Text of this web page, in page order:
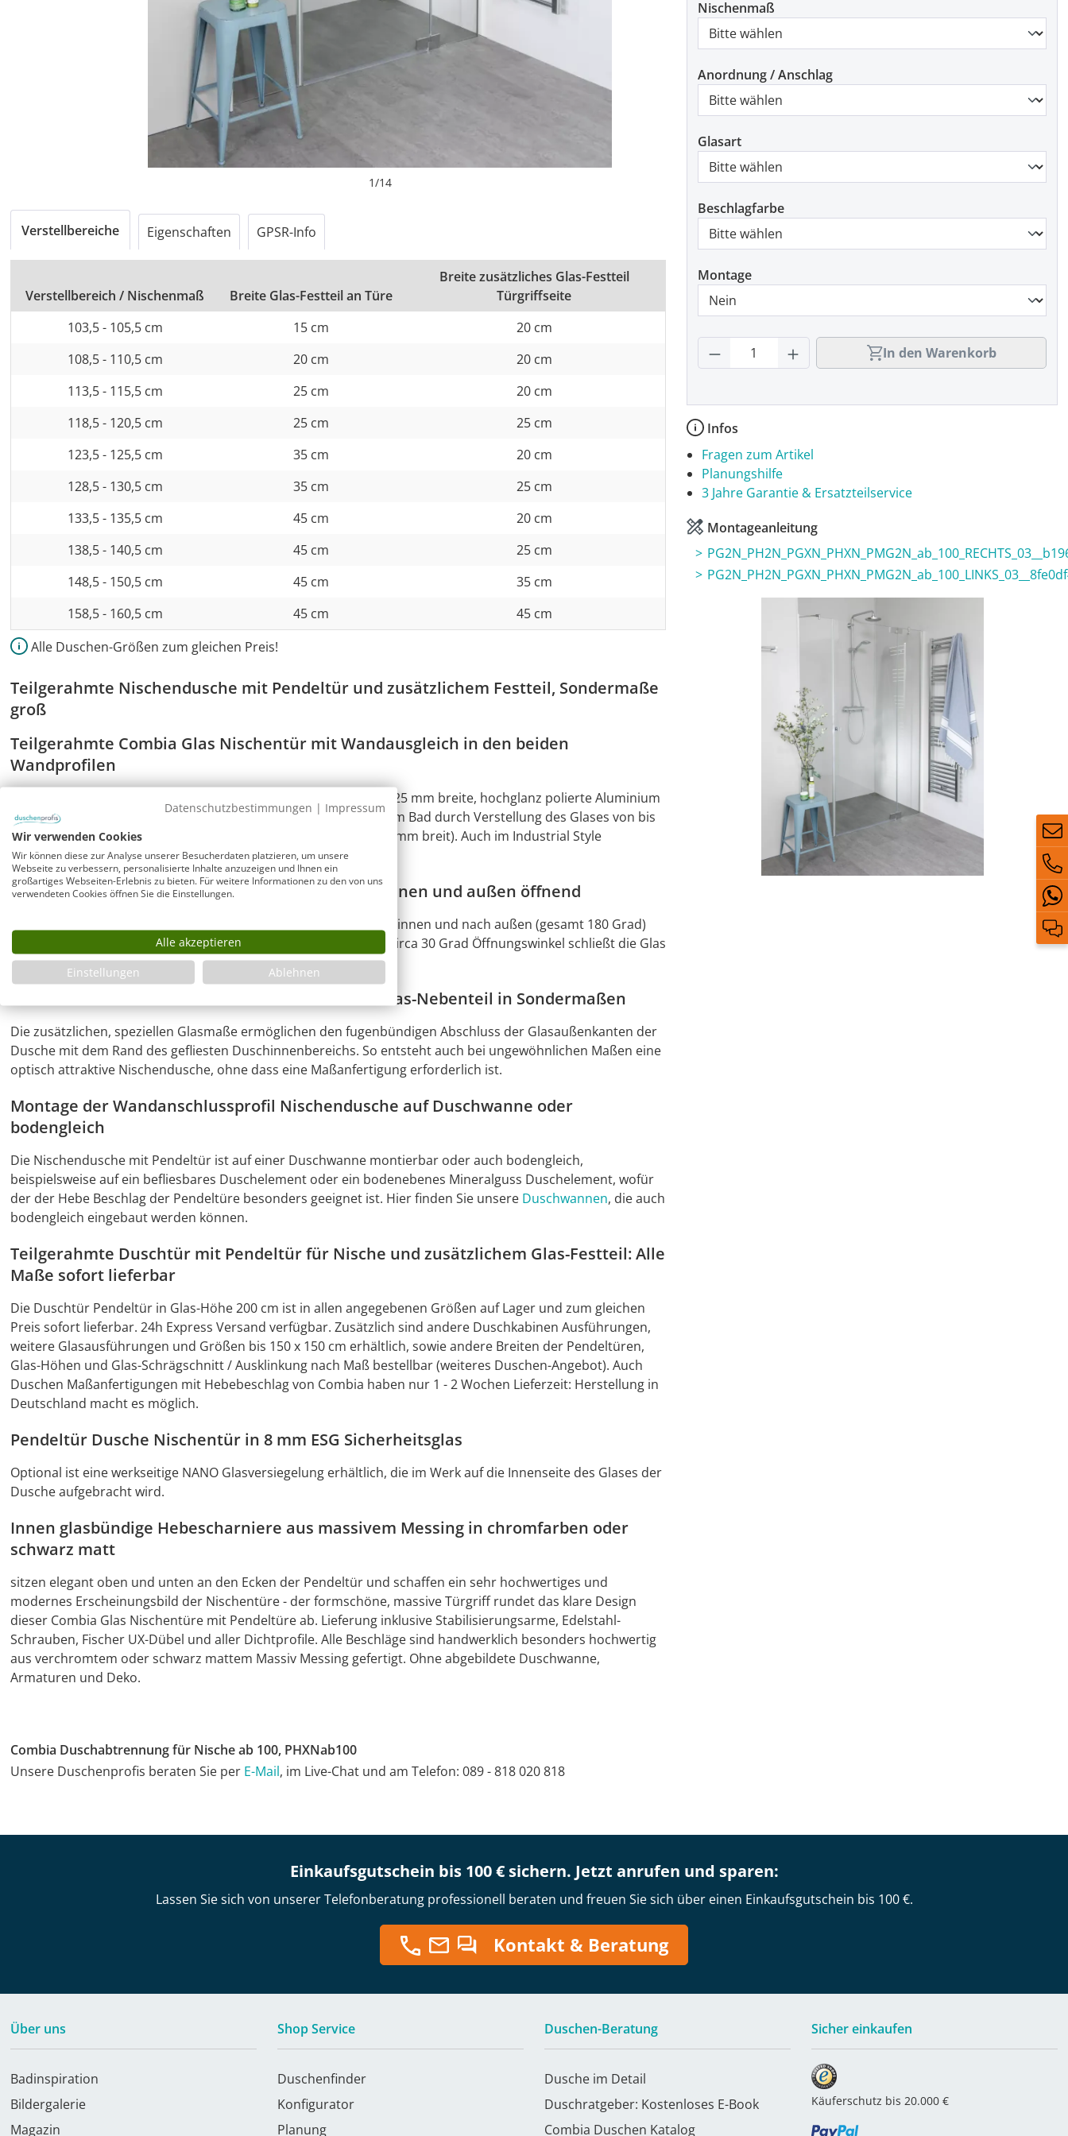
1/14
Nischenmaß
Anordnung / Anschlag
Glasart
Beschlagfarbe
Montage
Produkt Anzahl: Gib den gewünschten
In den Warenkorb
Infos
Fragen zum Artikel
Planungshilfe
3 Jahre Garantie & Ersatzteilservice
Montageanleitung
Verstellbereiche Eigenschaften GPSR-Info
Verstellbereich / Nischenmaß Breite Glas-Festteil an Türe
Breite zusätzliches Glas-Festteil
Türgriffseite
103,5 - 105,5 cm
15 cm
20 cm
108,5 - 110,5 cm
20 cm
20 cm
113,5 - 115,5 cm
25 cm
20 cm
118,5 - 120,5 cm
25 cm
25 cm
123,5 - 125,5 cm
35 cm
20 cm
128,5 - 130,5 cm
35 cm
25 cm
133,5 - 135,5 cm
45 cm
20 cm
138,5 - 140,5 cm
45 cm
25 cm
148,5 - 150,5 cm
45 cm
35 cm
158,5 - 160,5 cm
45 cm
45 cm
Alle Duschen-Größen zum gleichen Preis!
Teilgerahmte Nischendusche mit Pendeltür und zusätzlichem Festteil, Sondermaße
groß
Teilgerahmte Combia Glas Nischentür mit Wandausgleich in den beiden
Wandprofilen
Die Nischendusche von Combia verfügt über zwei elegante, nur 25 mm breite, hochglanz polierte Aluminium
Klemm-Wandprofile, mit welchen ein Ausgleich schiefer Wände im Bad durch Verstellung des Glases von bis
zu 10 mm im Klemmprofil möglich ist (Wandauflagefläche ca. 15 mm breit). Auch im Industrial Style
als schwarze Duschkabine erhältlich.
Duschtür Nische mit Pendeltür an Festteil nach innen und außen öffnend
Die Pendeltür schließt mit einem Magnetverschluss, öffnet nach innen und nach außen (gesamt 180 Grad)
und kann auch in geöffneter Tür-Position belassen werden. Bis circa 30 Grad Öffnungswinkel schließt die Glas
Pendeltür automatisch.
Duschtür Nische mit Pendeltür & zusätzlichem Glas-Nebenteil in Sondermaßen
Die zusätzlichen, speziellen Glasmaße ermöglichen den fugenbündigen Abschluss der Glasaußenkanten der
Dusche mit dem Rand des gefliesten Duschinnenbereichs. So entsteht auch bei ungewöhnlichen Maßen eine
optisch attraktive Nischendusche, ohne dass eine Maßanfertigung erforderlich ist.
Montage der Wandanschlussprofil Nischendusche auf Duschwanne oder
bodengleich
Die Nischendusche mit Pendeltür ist auf einer Duschwanne montierbar oder auch bodengleich,
beispielsweise auf ein befliesbares Duschelement oder ein bodenebenes Mineralguss Duschelement, wofür
der der Hebe Beschlag der Pendeltüre besonders geeignet ist. Hier finden Sie unsere Duschwannen, die auch
bodengleich eingebaut werden können.
Teilgerahmte Duschtür mit Pendeltür für Nische und zusätzlichem Glas-Festteil: Alle
Maße sofort lieferbar
Die Duschtür Pendeltür in Glas-Höhe 200 cm ist in allen angegebenen Größen auf Lager und zum gleichen
Preis sofort lieferbar. 24h Express Versand verfügbar. Zusätzlich sind andere Duschkabinen Ausführungen,
weitere Glasausführungen und Größen bis 150 x 150 cm erhältlich, sowie andere Breiten der Pendeltüren,
Glas-Höhen und Glas-Schrägschnitt / Ausklinkung nach Maß bestellbar (weiteres Duschen-Angebot). Auch
Duschen Maßanfertigungen mit Hebebeschlag von Combia haben nur 1 - 2 Wochen Lieferzeit: Herstellung in
Deutschland macht es möglich.
Pendeltür Dusche Nischentür in 8 mm ESG Sicherheitsglas
Optional ist eine werkseitige NANO Glasversiegelung erhältlich, die im Werk auf die Innenseite des Glases der
Dusche aufgebracht wird.
Innen glasbündige Hebescharniere aus massivem Messing in chromfarben oder
schwarz matt
sitzen elegant oben und unten an den Ecken der Pendeltür und schaffen ein sehr hochwertiges und
modernes Erscheinungsbild der Nischentüre - der formschöne, massive Türgriff rundet das klare Design
dieser Combia Glas Nischentüre mit Pendeltüre ab. Lieferung inklusive Stabilisierungsarme, Edelstahl-
Schrauben, Fischer UX-Dübel und aller Dichtprofile. Alle Beschläge sind handwerklich besonders hochwertig
aus verchromtem oder schwarz mattem Massiv Messing gefertigt. Ohne abgebildete Duschwanne,
Armaturen und Deko.
Combia Duschabtrennung für Nische ab 100, PHXNab100
Unsere Duschenprofis beraten Sie per E-Mail, im Live-Chat und am Telefon: 089 - 818 020 818
Einkaufsgutschein bis 100 € sichern. Jetzt anrufen und sparen:
Lassen Sie sich von unserer Telefonberatung professionell beraten und freuen Sie sich über einen Einkaufsgutschein bis 100 €.
Kontakt & Beratung
Über uns
Badinspiration
Bildergalerie
Magazin
Shop Service
Duschenfinder
Konfigurator
Planung
Duschen-Beratung
Dusche im Detail
Duschratgeber: Kostenloses E-Book
Combia Duschen Katalog
Sicher einkaufen
Käuferschutz bis 20.000 €
Datenschutzbestimmungen | Impressum
Wir verwenden Cookies
Wir können diese zur Analyse unserer Besucherdaten platzieren, um unsere
Webseite zu verbessern, personalisierte Inhalte anzuzeigen und Ihnen ein
großartiges Webseiten-Erlebnis zu bieten. Für weitere Informationen zu den von uns
verwendeten Cookies öffnen Sie die Einstellungen.
Alle akzeptieren
Einstellungen
Ablehnen